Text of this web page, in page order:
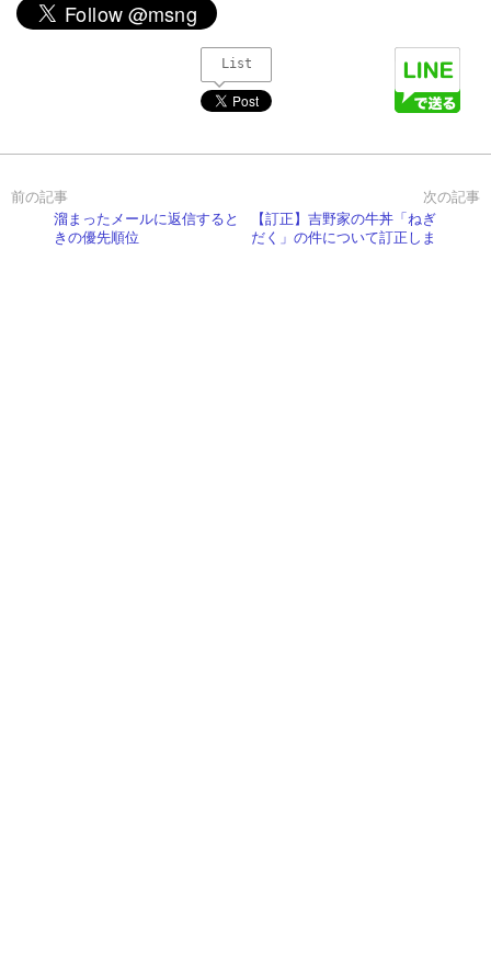
List
溜まったメールに返信すると
きの優先順位
【訂正】吉野家の牛丼「ねぎ
だく」の件について訂正しま